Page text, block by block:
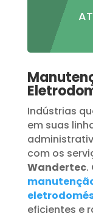
Indústrias
em suas
com os
Wandertec.
eficientes e